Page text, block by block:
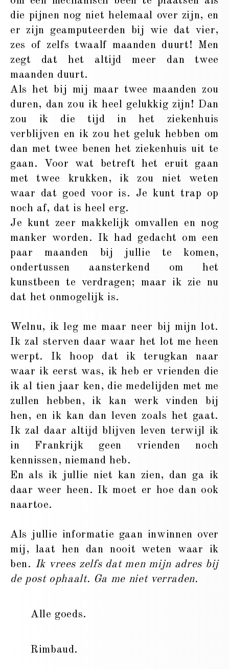
die pijnen nog niet helemaal over zijn, en
er zijn geamputeerden bij wie dat vier,
zes of zelfs twaalf maanden duurt! Men
zegt dat het altijd meer dan twee
maanden duurt.
Als het bij mij maar twee maanden zou
duren, dan zou ik heel gelukkig zijn! Dan
zou ik die tijd in het ziekenhuis
verblijven en ik zou het geluk hebben om
dan met twee benen het ziekenhuis uit te
gaan. Voor wat betreft het eruit gaan
met twee krukken, ik zou niet weten
waar dat goed voor is. Je kunt trap op
noch af, dat is heel erg.
Je kunt zeer makkelijk omvallen en nog
manker worden. Ik had gedacht om een
paar maanden bij jullie te komen,
ondertussen aansterkend om het
kunstbeen te verdragen; maar ik zie nu
dat het onmogelijk is.
Welnu, ik leg me maar neer bij mijn lot.
Ik zal sterven daar waar het lot me heen
werpt. Ik hoop dat ik terugkan naar
waar ik eerst was, ik heb er vrienden die
ik al tien jaar ken, die medelijden met me
zullen hebben, ik kan werk vinden bij
hen, en ik kan dan leven zoals het gaat.
Ik zal daar altijd blijven leven terwijl ik
in Frankrijk geen vrienden noch
kennissen, niemand heb.
En als ik jullie niet kan zien, dan ga ik
daar weer heen. Ik moet er hoe dan ook
naartoe.
Als jullie informatie gaan inwinnen over
mij, laat hen dan nooit weten waar ik
ben. Ik vrees zelfs dat men mijn adres bij
de post ophaalt. Ga me niet verraden.
Alle goeds.
Rimbaud.